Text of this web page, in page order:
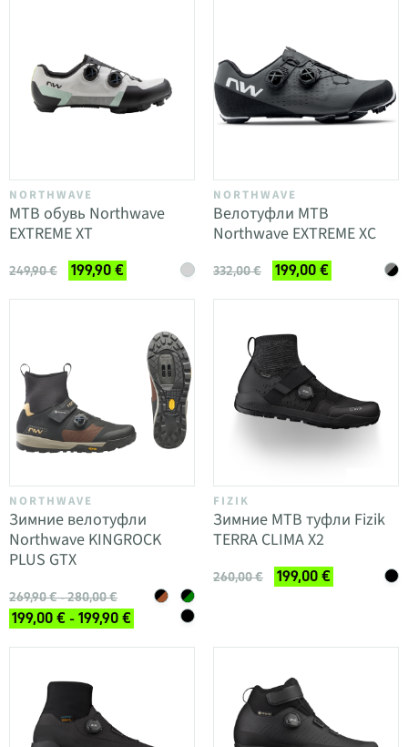
NORTHWAVE
MTB обувь Northwave
EXTREME XT
249,90 € 199,90 €
NORTHWAVE
Велотуфли MTB
Northwave EXTREME XC
332,00 € 199,00 €
NORTHWAVE
Зимние велотуфли
Northwave KINGROCK
PLUS GTX
269,90 € - 280,00 €
199,00 € - 199,90 €
FIZIK
Зимние MTB туфли Fizik
TERRA CLIMA X2
260,00 € 199,00 €